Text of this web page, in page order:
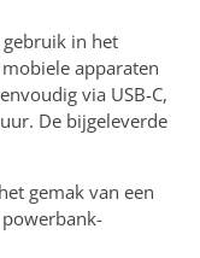
extra's,
in het
apparaten
via USB-C,
De bijgeleverde
gemak van een